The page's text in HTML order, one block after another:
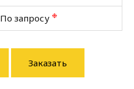
По запросу ❉
Заказать